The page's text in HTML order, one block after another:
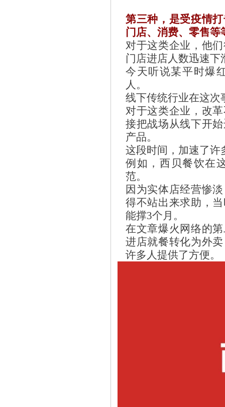
第三种，是受疫情
门店、消费、零售等
对于这类企业，他
门店进店人数迅速下
今天听说某平时爆
人。
线下传统行业在这次
对于这类企业，改
接把战场从线下开
产品。
这段时间，加速了许
例如，西贝餐饮在
范。
因为实体店经营惨
得不站出来求助，
能撑3个月。
在文章爆火网络的
进店就餐转化为外
许多人提供了方便。